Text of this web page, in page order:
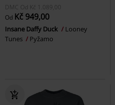
DMC Od Kč 1.089,00
Od Kč 949,00
Insane Daffy Duck
Looney
Tunes
Pyžamo